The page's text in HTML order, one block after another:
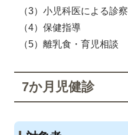
（3）小児科医による診察
（4）保健指導
（5）離乳食・育児相談
7か月児健診